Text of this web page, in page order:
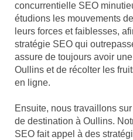
concurrentielle SEO
étudions les mouvements
leurs forces et faiblesses,
stratégie SEO qui
assure de toujours avoir
Oullins et de récolter les
en ligne.
Ensuite, nous travaillons
de destination à Oullins.
SEO fait appel à des